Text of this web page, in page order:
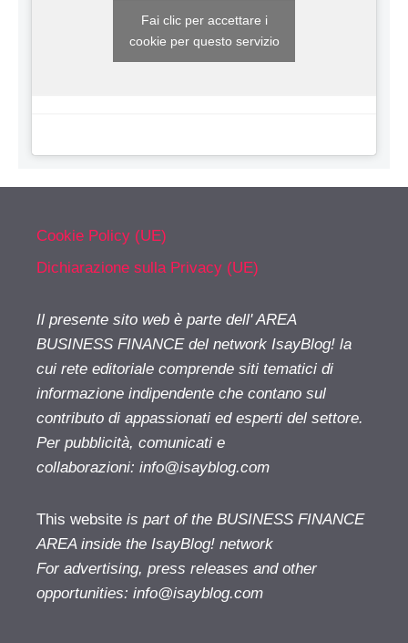
Fai clic per accettare i
cookie per questo servizio
Cookie Policy (UE)
Dichiarazione sulla Privacy (UE)
Il presente sito web è parte dell' AREA
BUSINESS FINANCE del network IsayBlog! la
cui rete editoriale comprende siti tematici di
informazione indipendente che contano sul
contributo di appassionati ed esperti del settore.
Per pubblicità, comunicati e
collaborazioni: info@isayblog.com
This website is part of the BUSINESS FINANCE
AREA inside the IsayBlog! network
For advertising, press releases and other
opportunities: info@isayblog.com